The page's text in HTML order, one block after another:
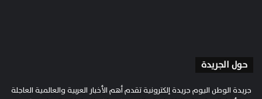
حول الجريدة
جريدة الوطن اليوم جريدة إلكترونية تقدم أهم الأخبار العربية والعالمية العاجلة